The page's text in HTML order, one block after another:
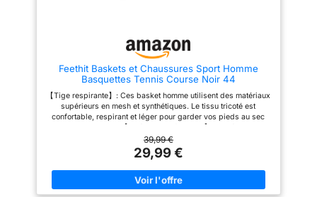
ferons de notre mieux pour vous
Feethit Baskets et Chaussures Sport Homme
Basquettes Tennis Course Noir 44
【Tige respirante】: Ces basket homme utilisent des matériaux
supérieurs en mesh et synthétiques. Le tissu tricoté est
confortable, respirant et léger pour garder vos pieds au sec
chaussures homme est fabriqué en textile et en coton respirant
hautement élastique. Amorti et absorption des chocs accrus,
offrant un confort même en position debout et en marchant
pendant une longue période. 【Antidérapant et antichoc】: Ces
chaussures de sport pour hommes sont fabriquées en EVA et
en caoutchouc résistant. L'EVA offre une absorption des chocs,
39,99 €
29,99 €